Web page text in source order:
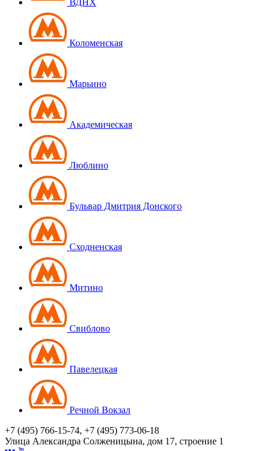
Коломенская
Марьино
Академическая
Люблино
Бульвар Дмитрия Донского
Сходненская
Митино
Свиблово
Павелецкая
Речной Вокзал
+7 (495) 766-15-74, +7 (495) 773-06-18
Улица Александра Солженицына, дом 17, строение 1